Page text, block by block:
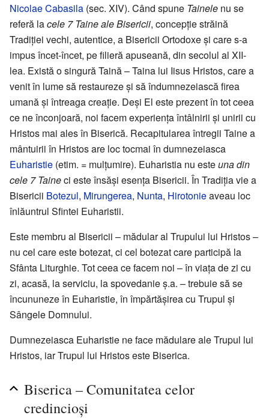
Nicolae Cabasila (sec. XIV). Când spune Tainele nu se
referă lacele 7 Taine ale Bisericii, concepție străină
Tradiției vechi, autentice, a Bisericii Ortodoxe și care s-a
impus încet-încet, pe filieră apuseană, din secolul al XII-
lea. Există o singură Taină – Taina lui Iisus Hristos, care a
venit în lume să restaureze și să îndumnezeiască firea
umană și întreaga creație. Deși El este prezent în tot ceea
ce ne înconjoară, noi facem experiența întâlnirii și unirii cu
Hristos mai ales în Biserică. Recapitularea întregii Taine a
mântuirii în Hristos are loc tocmai în dumnezeiasca
Euharistie (etim. = mulțumire). Euharistia nu esteuna din
cele 7 Taineci este însăși esența Bisericii. În Tradiția vie a
Bisericii Botezul, Mirungerea, Nunta, Hirotonieaveau loc
înlăuntrul Sfintei Euharistii.
Este membru al Bisericii – mădular al Trupului lui Hristos –
nu cel care este botezat, ci cel botezat care participă la
Sfânta Liturghie. Tot ceea ce facem noi – în viața de zi cu
zi, acasă, la serviciu, la spovedanie ș.a. – trebuie să se
încununeze în Euharistie, în împărtășirea cu Trupul și
Sângele Domnului.
Dumnezeiasca Euharistie ne face mădulare ale Trupul lui
Hristos, iar Trupul lui Hristos este Biserica.
Biserica – Comunitatea celor
credincioși